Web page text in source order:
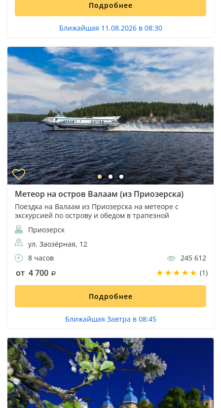
Подробнее
Ближайшая 11.08.2026 в 08:30
Метеор на остров Валаам (из Приозерска)
Поездка на Валаам из Приозерска на метеоре с
экскурсией по острову и обедом в трапезной
Приозерск
ул. Заозёрная, 12
8 часов
245 612
от 4 700 (1)
Подробнее
Ближайшая Завтра в 08:45